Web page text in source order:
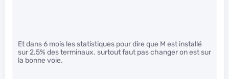
Et dans 6 mois les statistiques pour dire que M est installé
sur 2.5% des terminaux. surtout faut pas changer on est sur
la bonne voie.